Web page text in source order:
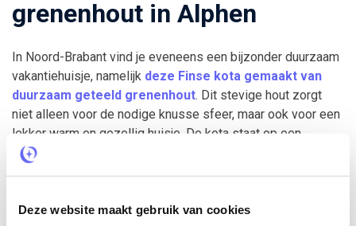
Deze website maakt gebruik van cookies
grenenhout in Alphen
In Noord-Brabant vind je eveneens een bijzonder duurzaam
vakantiehuisje, namelijk deze Finse kota gemaakt van
duurzaam geteeld grenenhout. Dit stevige hout zorgt
niet alleen voor de nodige knusse sfeer, maar ook voor een
lekker warm en gezellig huisje. De kota staat op een
kleinschalige (boeren)camping in Alphen in Noord-Brabant.
overleg mee. Kom samen koken in een heksenketel boven